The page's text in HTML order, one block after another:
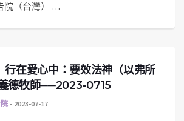
院（台灣） …
行在愛心中：要效法神（以弗所
德牧師──2023-0715
2023-07-17